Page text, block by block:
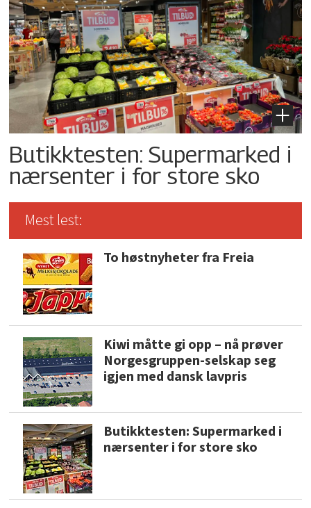
Butikktesten: Supermarked i
nærsenter i for store sko
Mest lest:
To høstnyheter fra Freia
Kiwi måtte gi opp – nå prøver
Norgesgruppen-selskap seg
igjen med dansk lavpris
Butikktesten: Supermarked i
nærsenter i for store sko